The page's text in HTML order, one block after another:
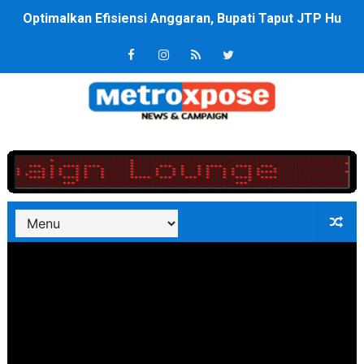
PT ASDP Cabang Ambon Siap Dukung Program Bank
Saadiah Uluputty Buka Pekan Olahraga HUT ke-81 RI
4 Dokter Asal Nias Barat Lulus PPDS di FK USU,
DPRD Kota Bekasi Minta Penanganan Pencemaran
Unggul 3 Gol Kesebelasan MKRE FC Raih Tiket
Jelang HUT RI ke 81Turnamen Olah Anak Muda Kota